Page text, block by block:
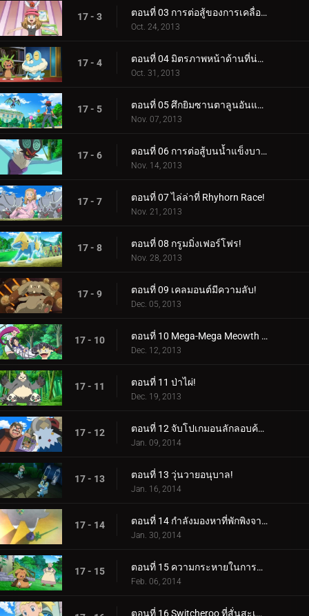
17 - 3 ตอนที่ 03 การต่อสู้ของการเคลื่อนที่ทางอากาศ!
Oct. 24, 2013
17 - 4 ตอนที่ 04 มิตรภาพหน้าด้านที่น่าตกใจ!
Oct. 31, 2013
17 - 5 ตอนที่ 05 ศึกยิมซานตาลูนอันแสนวุ่นวาย!
Nov. 07, 2013
17 - 6 ตอนที่ 06 การต่อสู้บนน้ำแข็งบาง ๆ!
Nov. 14, 2013
17 - 7 ตอนที่ 07 ไล่ล่าที่ Rhyhorn Race!
Nov. 21, 2013
17 - 8 ตอนที่ 08 กรูมมิ่งเฟอร์โฟร!
Nov. 28, 2013
17 - 9 ตอนที่ 09 เคลมอนต์มีความลับ!
Dec. 05, 2013
17 - 10 ตอนที่ 10 Mega-Mega Meowth ความบ้าคลั่ง!
Dec. 12, 2013
17 - 11 ตอนที่ 11 ป่าไผ่!
Dec. 19, 2013
17 - 12 ตอนที่ 12 จับโปเกมอนลักลอบค้าของเถื่อน!
Jan. 09, 2014
17 - 13 ตอนที่ 13 วุ่นวายอนุบาล!
Jan. 16, 2014
17 - 14 ตอนที่ 14 กำลังมองหาที่พักพิงจากพายุ!
Jan. 30, 2014
17 - 15 ตอนที่ 15 ความกระหายในการต่อสู้!
Feb. 06, 2014
ตอนที่ 16 Switcheroo ที่สั่นสะเทือน!